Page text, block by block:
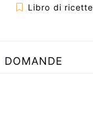
Libro di ricette
DOMANDE